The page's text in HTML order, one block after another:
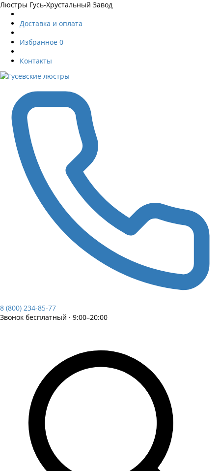
Люстры Гусь-Хрустальный Завод
Доставка и оплата
Избранное 0
Контакты
8 (800) 234-85-77
Звонок бесплатный · 9:00–20:00